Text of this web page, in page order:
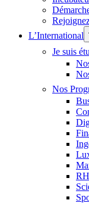
L’International
Je suis
Nos